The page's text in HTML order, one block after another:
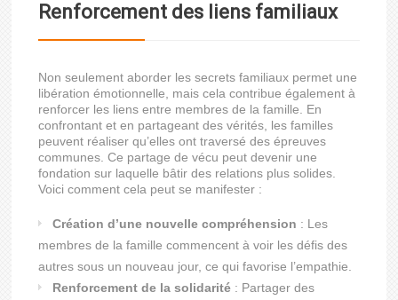
Renforcement des liens familiaux
Non seulement aborder les secrets familiaux permet une
libération émotionnelle, mais cela contribue également à
renforcer les liens entre membres de la famille. En
confrontant et en partageant des vérités, les familles
peuvent réaliser qu’elles ont traversé des épreuves
communes. Ce partage de vécu peut devenir une
fondation sur laquelle bâtir des relations plus solides.
Voici comment cela peut se manifester :
Création d’une nouvelle compréhension : Les
membres de la famille commencent à voir les défis des
autres sous un nouveau jour, ce qui favorise l’empathie.
Renforcement de la solidarité : Partager des